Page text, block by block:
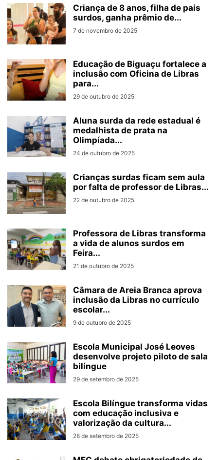
Criança de 8 anos, filha de pais
surdos, ganha prêmio de...
7 de novembro de 2025
Educação de Biguaçu fortalece a
inclusão com Oficina de Libras
para...
29 de outubro de 2025
Aluna surda da rede estadual é
medalhista de prata na
Olimpíada...
24 de outubro de 2025
Crianças surdas ficam sem aula
por falta de professor de Libras...
22 de outubro de 2025
Professora de Libras transforma
a vida de alunos surdos em
Feira...
21 de outubro de 2025
Câmara de Areia Branca aprova
inclusão da Libras no currículo
escolar...
9 de outubro de 2025
Escola Municipal José Leoves
desenvolve projeto piloto de sala
bilíngue
29 de setembro de 2025
Escola Bilíngue transforma vidas
com educação inclusiva e
valorização da cultura...
28 de setembro de 2025